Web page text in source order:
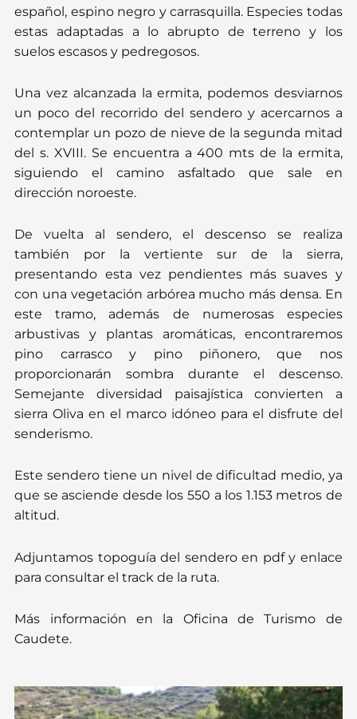
español, espino negro y carrasquilla. Especies todas
estas adaptadas a lo abrupto de terreno y los
suelos escasos y pedregosos.
Una vez alcanzada la ermita, podemos desviarnos
un poco del recorrido del sendero y acercarnos a
contemplar un pozo de nieve de la segunda mitad
del s. XVIII. Se encuentra a 400 mts de la ermita,
siguiendo el camino asfaltado que sale en
dirección noroeste.
De vuelta al sendero, el descenso se realiza
también por la vertiente sur de la sierra,
presentando esta vez pendientes más suaves y
con una vegetación arbórea mucho más densa. En
este tramo, además de numerosas especies
arbustivas y plantas aromáticas, encontraremos
pino carrasco y pino piñonero, que nos
proporcionarán sombra durante el descenso.
Semejante diversidad paisajística convierten a
sierra Oliva en el marco idóneo para el disfrute del
senderismo.
Este sendero tiene un nivel de dificultad medio, ya
que se asciende desde los 550 a los 1.153 metros de
altitud.
Adjuntamos topoguía del sendero en pdf y enlace
para consultar el track de la ruta.
Más información en la Oficina de Turismo de
Caudete.